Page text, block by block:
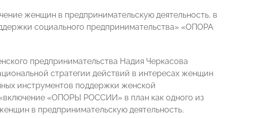
женщин в предпринимательскую деятельность, в
социального предпринимательства» «ОПОРА
предпринимательства Надия Черкасова
стратегии действий в интересах женщин
инструментов поддержки женской
«ОПОРЫ РОССИИ» в план как одного из
в предпринимательскую деятельность,